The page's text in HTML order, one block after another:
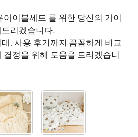
아이불세트 를 위한 당신의 가이
리겠습니다.
, 사용 후기까지 꼼꼼하게 비교
결정을 위해 도움을 드리겠습니